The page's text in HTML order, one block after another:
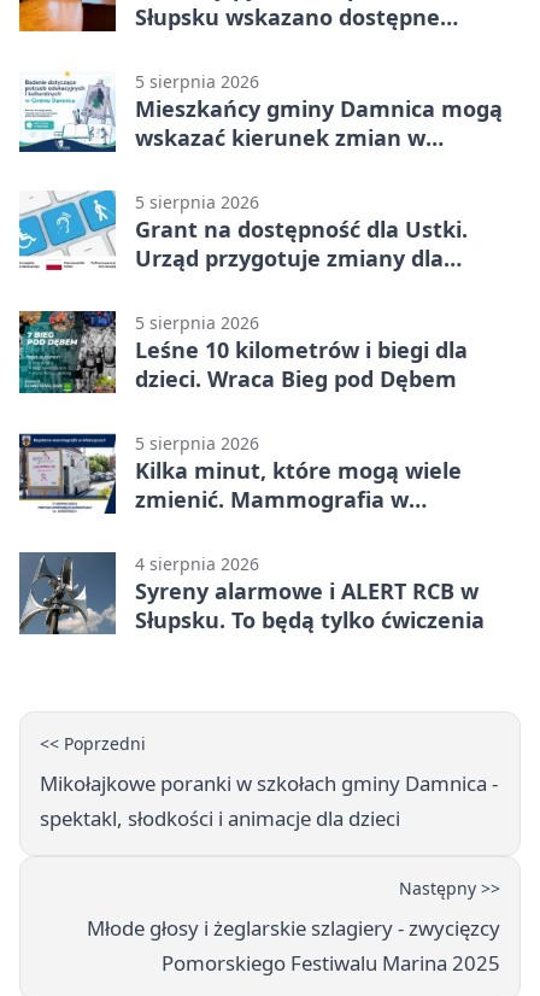
Słupsku wskazano dostępne
5 sierpnia 2026
Mieszkańcy gminy Damnica mogą
wskazać kierunek zmian w
5 sierpnia 2026
Grant na dostępność dla Ustki.
Urząd przygotuje zmiany dla
5 sierpnia 2026
Leśne 10 kilometrów i biegi dla
dzieci. Wraca Bieg pod Dębem
5 sierpnia 2026
Kilka minut, które mogą wiele
zmienić. Mammografia w
4 sierpnia 2026
Syreny alarmowe i ALERT RCB w
Słupsku. To będą tylko ćwiczenia
<< Poprzedni
Mikołajkowe poranki w szkołach gminy Damnica -
spektakl, słodkości i animacje dla dzieci
Następny >>
Młode głosy i żeglarskie szlagiery - zwycięzcy
Pomorskiego Festiwalu Marina 2025